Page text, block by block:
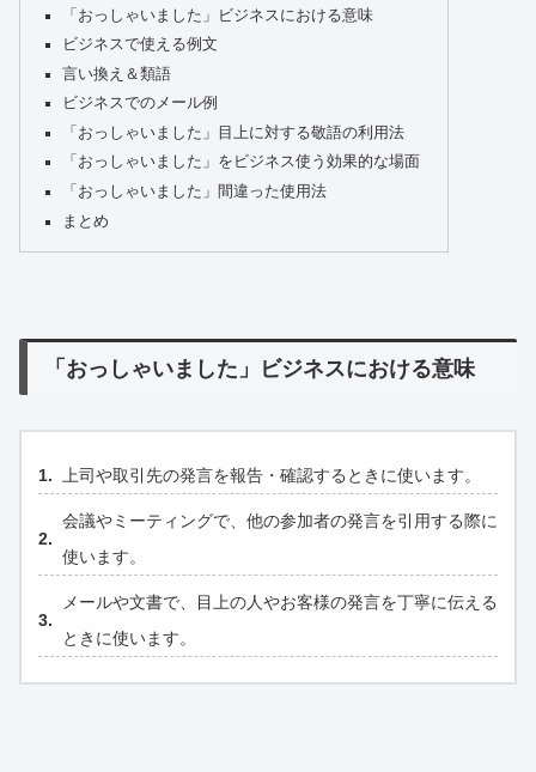
「おっしゃいました」ビジネスにおける意味
ビジネスで使える例文
言い換え＆類語
ビジネスでのメール例
「おっしゃいました」目上に対する敬語の利用法
「おっしゃいました」をビジネス使う効果的な場面
「おっしゃいました」間違った使用法
まとめ
「おっしゃいました」ビジネスにおける意味
上司や取引先の発言を報告・確認するときに使います。
会議やミーティングで、他の参加者の発言を引用する際に
使います。
メールや文書で、目上の人やお客様の発言を丁寧に伝える
ときに使います。